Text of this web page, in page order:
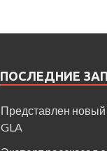
ПОСЛЕДНИЕ
Представлен
GLA